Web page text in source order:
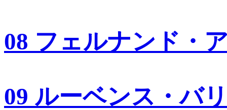
08 フェルナンド・
09 ルーベンス・バ